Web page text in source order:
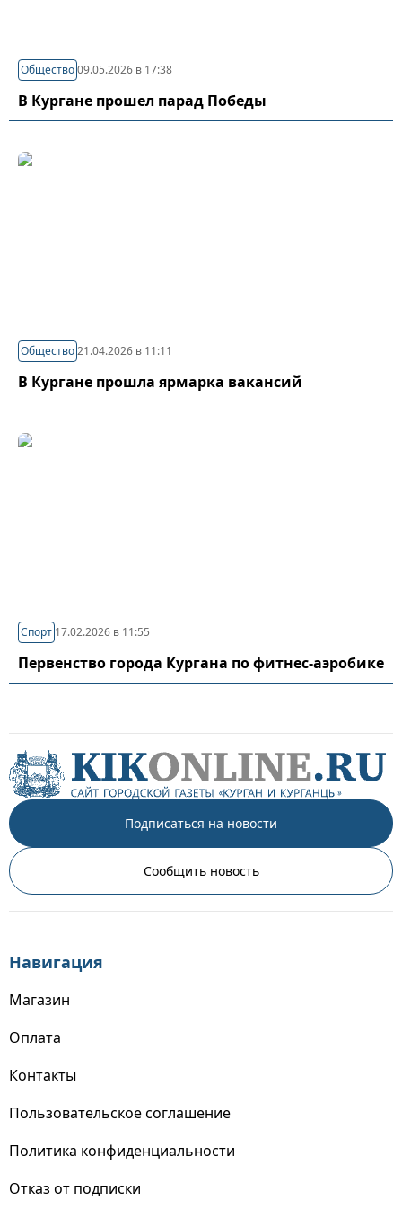
Общество09.05.2026 в 17:38
В Кургане прошел парад Победы
Общество21.04.2026 в 11:11
В Кургане прошла ярмарка вакансий
Спорт 17.02.2026 в 11:55
Первенство города Кургана по фитнес-аэробике
Подписаться на новости
Сообщить новость
Навигация
Магазин
Оплата
Контакты
Пользовательское соглашение
Политика конфиденциальности
Отказ от подписки